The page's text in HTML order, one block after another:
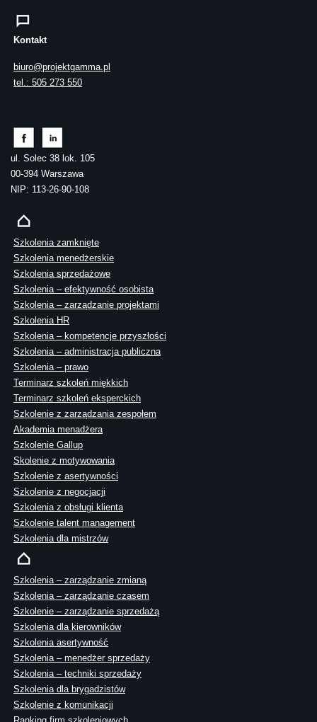
Kontakt
biuro@projektgamma.pl
tel.: 505 273 550
ul. Solec 38 lok. 105
00-394 Warszawa
NIP: 113-26-90-108
Szkolenia zamknięte
Szkolenia menedżerskie
Szkolenia sprzedażowe
Szkolenia – efektywność osobista
Szkolenia – zarządzanie projektami
Szkolenia HR
Szkolenia – kompetencje przyszłości
Szkolenia – administracja publiczna
Szkolenia – prawo
Terminarz szkoleń miękkich
Terminarz szkoleń eksperckich
Szkolenie z zarządzania zespołem
Akademia menadżera
Szkolenie Gallup
Skolenie z motywowania
Szkolenie z asertywności
Szkolenie z negocjacji
Szkolenia z obsługi klienta
Szkolenie talent management
Szkolenia dla mistrzów
Szkolenia – zarządzanie zmianą
Szkolenia – zarządzanie czasem
Szkolenie – zarządzanie sprzedażą
Szkolenia dla kierowników
Szkolenia asertywność
Szkolenia – menedżer sprzedaży
Szkolenia – techniki sprzedaży
Szkolenia dla brygadzistów
Szkolenie z komunikacji